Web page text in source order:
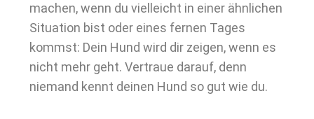
machen, wenn du vielleicht in einer ähnlichen
Situation bist oder eines fernen Tages
kommst: Dein Hund wird dir zeigen, wenn es
nicht mehr geht. Vertraue darauf, denn
niemand kennt deinen Hund so gut wie du.